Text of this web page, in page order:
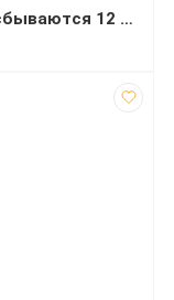
Тетрадь в косую линию Мечты сбываются 12 листов цветная обложка